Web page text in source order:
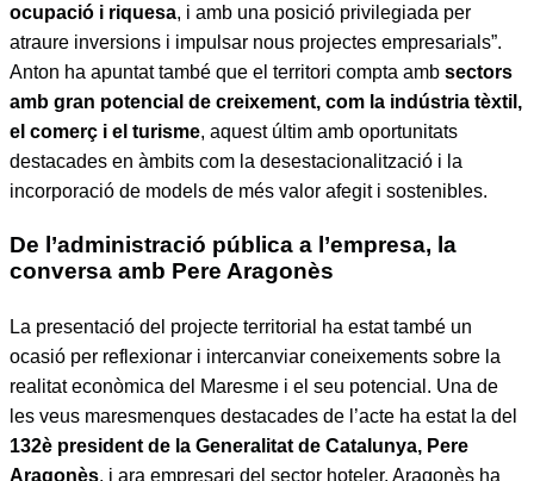
ocupació i riquesa, i amb una posició privilegiada per
atraure inversions i impulsar nous projectes empresarials”.
Anton ha apuntat també que el territori compta amb sectors
amb gran potencial de creixement, com la indústria tèxtil,
el comerç i el turisme, aquest últim amb oportunitats
destacades en àmbits com la desestacionalització i la
incorporació de models de més valor afegit i sostenibles.
De l’administració pública a l’empresa, la
conversa amb Pere Aragonès
La presentació del projecte territorial ha estat també un
ocasió per reflexionar i intercanviar coneixements sobre la
realitat econòmica del Maresme i el seu potencial. Una de
les veus maresmenques destacades de l’acte ha estat la del
132è president de la Generalitat de Catalunya, Pere
Aragonès, i ara empresari del sector hoteler. Aragonès ha